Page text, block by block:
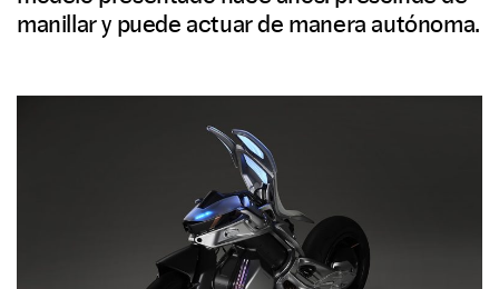
manillar y puede actuar de manera autónoma.